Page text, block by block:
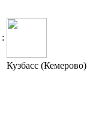
:
Кузбасс (Кемерово)